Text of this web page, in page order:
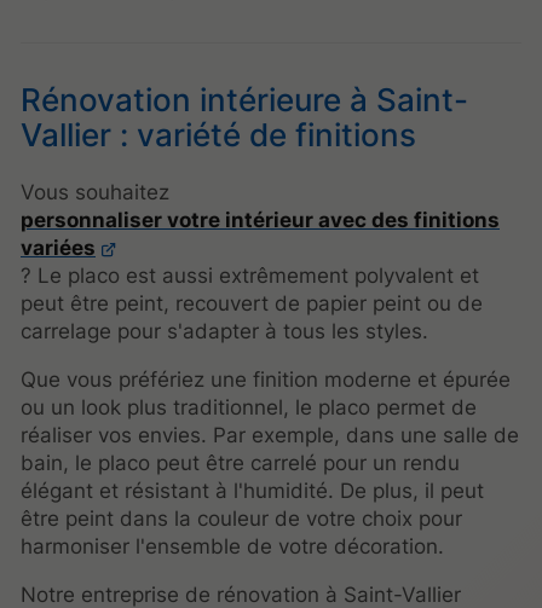
Rénovation intérieure à Saint-
Vallier : variété de finitions
Vous souhaitez
personnaliser votre intérieur avec des finitions
variées
? Le placo est aussi extrêmement polyvalent et
peut être peint, recouvert de papier peint ou de
carrelage pour s'adapter à tous les styles.
Que vous préfériez une finition moderne et épurée
ou un look plus traditionnel, le placo permet de
réaliser vos envies. Par exemple, dans une salle de
bain, le placo peut être carrelé pour un rendu
élégant et résistant à l'humidité. De plus, il peut
être peint dans la couleur de votre choix pour
harmoniser l'ensemble de votre décoration.
Notre entreprise de rénovation à Saint-Vallier